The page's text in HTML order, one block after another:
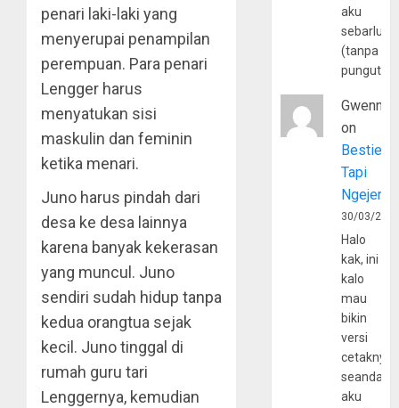
penari laki-laki yang
menyerupai penampilan
perempuan. Para penari
Lengger harus
menyatukan sisi
maskulin dan feminin
ketika menari.
Juno harus pindah dari
desa ke desa lainnya
karena banyak kekerasan
yang muncul. Juno
sendiri sudah hidup tanpa
kedua orangtua sejak
kecil. Juno tinggal di
rumah guru tari
Lenggernya, kemudian
aku
(tanpa
Gwenny
on
Bestie
Tapi
30/03/
Halo
kak, ini
kalo
mau
bikin
versi
cetaknya
aku